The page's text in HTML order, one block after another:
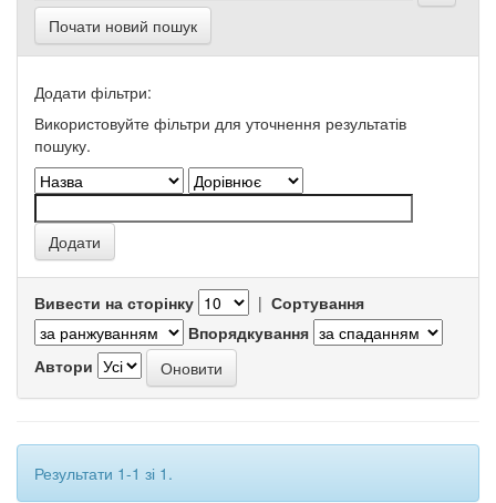
Почати новий пошук
Додати фільтри:
Використовуйте фільтри для уточнення результатів
пошуку.
Вивести на сторінку | Сортування
Впорядкування
Автори
Результати 1-1 зі 1.